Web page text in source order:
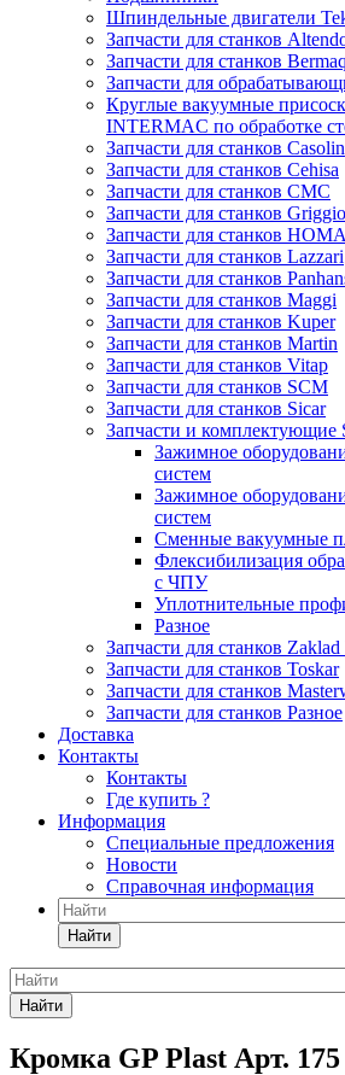
Шпиндельные двигатели
Запчасти для станков
Запчасти для станков Bermaq
Запчасти для
Круглые вакуумные
INTERMAC по обработке
Запчасти для станков Casolin
Запчасти для станков Cehisa
Запчасти для станков CMC
Запчасти для станков Griggio
Запчасти для станков
Запчасти для станков Lazzari
Запчасти для станков
Запчасти для станков Maggi
Запчасти для станков Kuper
Запчасти для станков Martin
Запчасти для станков Vitap
Запчасти для станков SCM
Запчасти для станков Sicar
Запчасти и комплектующие
Зажимное
систем
Зажимное
систем
Сменные вакуумные
Флексибилизация
с ЧПУ
Уплотнительные
Разное
Запчасти для станков
Запчасти для станков Toskar
Запчасти для станков
Запчасти для станков Разное
Доставка
Контакты
Контакты
Где купить ?
Информация
Специальные предложения
Новости
Справочная информация
Найти
Найти
Кромка GP Plast Арт.